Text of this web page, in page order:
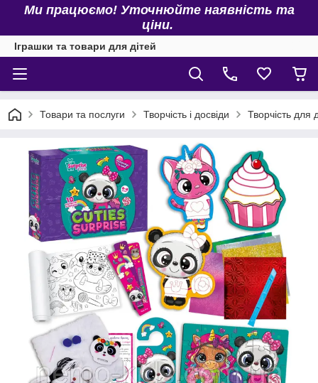
Ми працюємо! Уточнюйте наявність та
ціни.
Іграшки та товари для дітей
Товари та послуги Творчість і досвіди Творчість для